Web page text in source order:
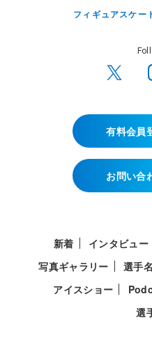
フィギュアスケー
有料会員
お問い合
新着 インタビュー
写真ギャラリー
選手
アイスショー
選